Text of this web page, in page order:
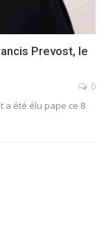
Prevost, le
0
a été élu pape ce 8